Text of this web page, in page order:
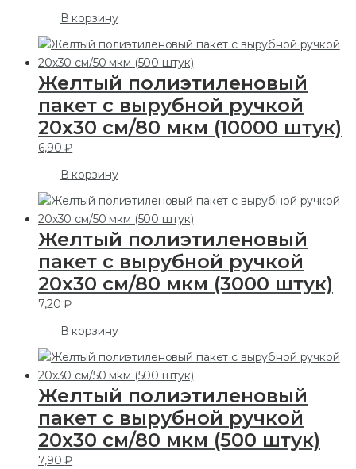
В корзину
Желтый полиэтиленовый
пакет с вырубной ручкой
20х30 см/80 мкм (10000 штук)
6,90₽
В корзину
Желтый полиэтиленовый
пакет с вырубной ручкой
20х30 см/80 мкм (3000 штук)
7,20₽
В корзину
Желтый полиэтиленовый
пакет с вырубной ручкой
20х30 см/80 мкм (500 штук)
7,90₽